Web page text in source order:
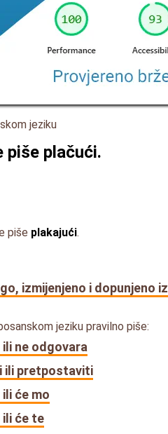
jeziku
piše plačući.
piše plakajući.
izmijenjeno i dopunjeno
jeziku pravilno piše:
ne odgovara
ili pretpostaviti
će mo
će te